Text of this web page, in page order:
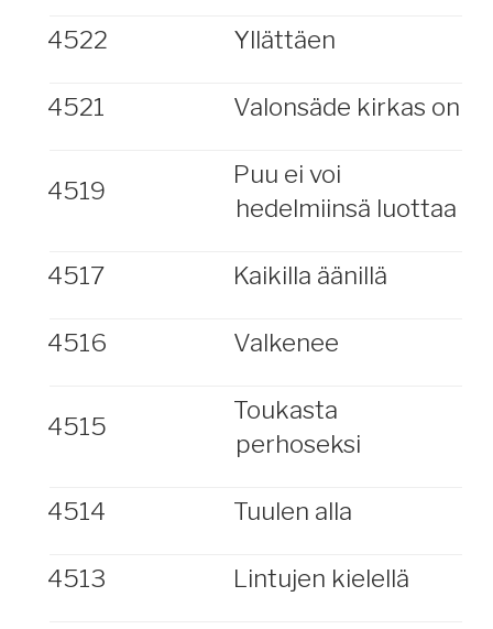
4522 Yllättäen
4521 Valonsäde kirkas on
4519
Puu ei voi
hedelmiinsä luottaa
4517 Kaikilla äänillä
4516 Valkenee
4515
Toukasta
perhoseksi
4514 Tuulen alla
4513 Lintujen kielellä